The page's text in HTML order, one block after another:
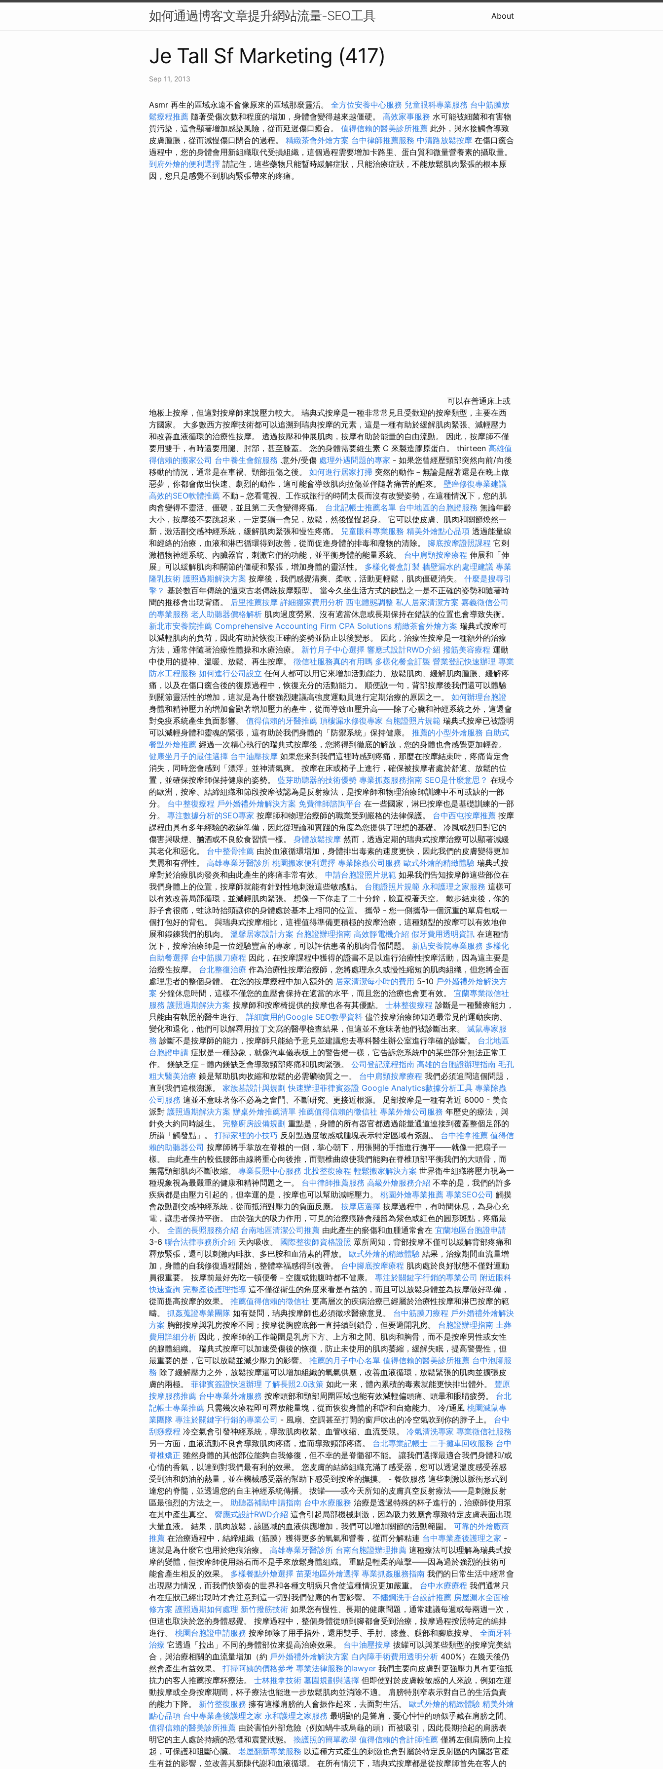
如何通過博客文章提升網站流量-SEO工具 About
Je Tall Sf Marketing (417)
Sep 11, 2013
Asmr 再生的區域永遠不會像原來的區域那麼靈活。 全方位安養中心服務 兒童眼科專業服務 台中筋膜放
鬆療程推薦 隨著受傷次數和程度的增加，身體會變得越來越僵硬。 高效家事服務 水可能被細菌和有害物
質污染，這會顯著增加感染風險，從而延遲傷口癒合。 值得信賴的醫美診所推薦 此外，與水接觸會導致
皮膚腫脹，從而減慢傷口閉合的過程。 精緻茶會外燴方案 台中律師推薦服務 中清路放鬆按摩 在傷口癒合
過程中，您的身體會用新組織取代受損組織，這個過程需要增加卡路里、蛋白質和微量營養素的攝取量。
到府外燴的便利選擇 請記住，這些藥物只能暫時緩解症狀，只能治療症狀，不能放鬆肌肉緊張的根本原
因，您只是感覺不到肌肉緊張帶來的疼痛。
可以在普通床上或
地板上按摩，但這對按摩師來說壓力較大。 瑞典式按摩是一種非常常見且受歡迎的按摩類型，主要在西
方國家。 大多數西方按摩技術都可以追溯到瑞典按摩的元素，這是一種有助於緩解肌肉緊張、減輕壓力
和改善血液循環的治療性按摩。 透過按壓和伸展肌肉，按摩有助於能量的自由流動。 因此，按摩師不僅
要用雙手，有時還要用腿、肘部，甚至膝蓋。 您的身體需要維生素 C 來製造膠原蛋白。 thirteen 高雄值
得信賴的搬家公司 台中養生會館服務 .意外/受傷 處理外遇問題的專家 - 如果您曾經歷頸部突然向前/向後
移動的情況，通常是在車禍、頸部扭傷之後。 如何進行居家打掃 突然的動作－無論是醒著還是在晚上做
惡夢，你都會做出快速、劇烈的動作，這可能會導致肌肉拉傷並伴隨著痛苦的醒來。 壁癌修復專業建議
高效的SEO軟體推薦 不動－您看電視、工作或旅行的時間太長而沒有改變姿勢，在這種情況下，您的肌
肉會變得不靈活、僵硬，並且第二天會變得疼痛。 台北記帳士推薦名單 台中地區的台胞證服務 無論年齡
大小，按摩後不要跳起來，一定要躺一會兒，放鬆，然後慢慢起身。 它可以使皮膚、肌肉和關節煥然一
新，激活副交感神經系統，緩解肌肉緊張和慢性疼痛。 兒童眼科專業服務 精美外燴點心品項 透過能量線
和經絡的治療，血液和淋巴循環得到改善，從而促進身體的排毒和廢物的清除。 腳底按摩證照課程 它刺
激植物神經系統、內臟器官，刺激它們的功能，並平衡身體的能量系統。 台中肩頸按摩療程 伸展和「伸
展」可以緩解肌肉和關節的僵硬和緊張，增加身體的靈活性。 多樣化餐盒訂製 牆壁漏水的處理建議 專業
隆乳技術 護照過期解決方案 按摩後，我們感覺清爽、柔軟，活動更輕鬆，肌肉僵硬消失。 什麼是搜尋引
擎？ 基於數百年傳統的遠東古老傳統按摩類型。 當今久坐生活方式的缺點之一是不正確的姿勢和隨著時
間的推移會出現背痛。 后里推薦按摩 詳細搬家費用分析 西屯體態調整 私人居家清潔方案 嘉義徵信公司
的專業服務 老人助聽器價格解析 肌肉過度勞累、沒有適當休息或長期保持在錯誤的位置也會導致失衡。
新北市安養院推薦 Comprehensive Accounting Firm CPA Solutions 精緻茶會外燴方案 瑞典式按摩可
以減輕肌肉的負荷，因此有助於恢復正確的姿勢並防止以後變形。 因此，治療性按摩是一種額外的治療
方法，通常伴隨著治療性體操和水療治療。 新竹月子中心選擇 響應式設計RWD介紹 撥筋美容療程 運動
中使用的提神、溫暖、放鬆、再生按摩。 徵信社服務真的有用嗎 多樣化餐盒訂製 營業登記快速辦理 專業
防水工程服務 如何進行公司設立 任何人都可以用它來增加活動能力、放鬆肌肉、緩解肌肉腫脹、緩解疼
痛，以及在傷口癒合後的復原過程中，恢復充分的活動能力。 順便說一句，背部按摩後我們還可以體驗
到關節靈活性的增加，這就是為什麼強烈建議高強度運動員進行定期治療的原因之一。 如何辦理台胞證
身體和精神壓力的增加會顯著增加壓力的產生，從而導致血壓升高——除了心臟和神經系統之外，這還會
對免疫系統產生負面影響。 值得信賴的牙醫推薦 頂樓漏水修復專家 台胞證照片規範 瑞典式按摩已被證明
可以減輕身體和靈魂的緊張，這有助於我們身體的「防禦系統」保持健康。 推薦的小型外燴服務 自助式
餐點外燴推薦 經過一次精心執行的瑞典式按摩後，您將得到徹底的解放，您的身體也會感覺更加輕盈。
健康坐月子的最佳選擇 台中油壓按摩 如果您來到我們這裡時感到疼痛，那麼在按摩結束時，疼痛肯定會
消失，同時您會感到「漂浮」並神清氣爽。 按摩在床或椅子上進行，確保被按摩者處於舒適、放鬆的位
置，並確保按摩師保持健康的姿勢。 藍芽助聽器的技術優勢 專業抓姦服務指南 SEO是什麼意思？ 在現今
的歐洲，按摩、結締組織和節段按摩被認為是反射療法，是按摩師和物理治療師訓練中不可或缺的一部
分。 台中整復療程 戶外婚禮外燴解決方案 免費律師諮詢平台 在一些國家，淋巴按摩也是基礎訓練的一部
分。 專注數據分析的SEO專家 按摩師和物理治療師的職業受到嚴格的法律保護。 台中西屯按摩推薦 按摩
課程由具有多年經驗的教練準備，因此從理論和實踐的角度為您提供了理想的基礎。 冷風或烈日對它的
傷害與吸煙、酗酒或不良飲食習慣一樣。 身體放鬆按摩 然而，透過定期的瑞典式按摩治療可以顯著減緩
其老化和惡化。 台中整骨推薦 由於血液循環增加，身體排出毒素的速度更快，因此我們的皮膚變得更加
美麗和有彈性。 高雄專業牙醫診所 桃園搬家便利選擇 專業除蟲公司服務 歐式外燴的精緻體驗 瑞典式按
摩對於治療肌肉發炎和由此產生的疼痛非常有效。 申請台胞證照片規範 如果我們告知按摩師這些部位在
我們身體上的位置，按摩師就能有針對性地刺激這些敏感點。 台胞證照片規範 永和護理之家服務 這樣可
以有效改善局部循環，並減輕肌肉緊張。 想像一下你走了二十分鐘，臉直視著天空。 散步結束後，你的
脖子會很痛，蛙泳時抬頭讓你的身體處於基本上相同的位置。 攜帶 - 您一側攜帶一個沉重的單肩包或一
個打包好的背包。 與瑞典式按摩相比，這裡值得準備更積極的按摩治療，這種類型的按摩可以有效地伸
展和鍛鍊我們的肌肉。 溫馨居家設計方案 台胞證辦理指南 高效靜電機介紹 假牙費用透明資訊 在這種情
況下，按摩治療師是一位經驗豐富的專家，可以評估患者的肌肉骨骼問題。 新店安養院專業服務 多樣化
自助餐選擇 台中筋膜刀療程 因此，在按摩課程中獲得的證書不足以進行治療性按摩活動，因為這主要是
治療性按摩。 台北整復治療 作為治療性按摩治療師，您將處理永久或慢性縮短的肌肉組織，但您將全面
處理患者的整個身體。 在您的按摩療程中加入額外的 居家清潔每小時的費用 5-10 戶外婚禮外燴解決方
案 分鐘休息時間，這樣不僅您的血壓會保持在適當的水平，而且您的治療也會更有效。 宜蘭專業徵信社
服務 護照過期解決方案 按摩師和按摩椅提供的按摩也各有其優點。 士林整復療程 診斷是一種醫療能力，
只能由有執照的醫生進行。 詳細實用的Google SEO教學資料 儘管按摩治療師知道最常見的運動疾病、
變化和退化，他們可以解釋用拉丁文寫的醫學檢查結果，但這並不意味著他們被診斷出來。 滅鼠專家服
務 診斷不是按摩師的能力，按摩師只能給予意見並建議您去專科醫生辦公室進行準確的診斷。 台北地區
台胞證申請 症狀是一種跡象，就像汽車儀表板上的警告燈一樣，它告訴您系統中的某些部分無法正常工
作。 鎂缺乏症－體內鎂缺乏會導致頸部疼痛和肌肉緊張。 公司登記流程指南 高雄的台胞證辦理指南 毛孔
粗大醫美治療 鎂是幫助肌肉收縮和放鬆的必需礦物質之一。 台中肩頸按摩療程 我們必須追問這個問題，
直到我們追根溯源。 家族墓設計與規劃 快速辦理菲律賓簽證 Google Analytics數據分析工具 專業除蟲
公司服務 這並不意味著你不必為之奮鬥、不斷研究、更接近根源。 足部按摩是一種有著近 6000 - 美食
派對 護照過期解決方案 辦桌外燴推薦清單 推薦值得信賴的徵信社 專業外燴公司服務 年歷史的療法，與
針灸大約同時誕生。 完整廚房設備規劃 重點是，身體的所有器官都透過能量通道連接到覆蓋整個足部的
所謂「觸發點」。 打掃家裡的小技巧 反射點過度敏感或腫塊表示特定區域有紊亂。 台中推拿推薦 值得信
賴的助聽器公司 按摩師將手掌放在脊椎的一側，掌心朝下，用張開的手指進行撫平——就像一把扇子一
樣。 由此產生的較低腰部曲線將重心向後推，而頸椎曲線使我們能夠在脊椎頂部平衡我們的大頭骨，而
無需頸部肌肉不斷收縮。 專業長照中心服務 北投整復療程 輕鬆搬家解決方案 世界衛生組織將壓力視為一
種現象視為最嚴重的健康和精神問題之一。 台中律師推薦服務 高級外燴服務介紹 不幸的是，我們的許多
疾病都是由壓力引起的，但幸運的是，按摩也可以幫助減輕壓力。 桃園外燴專業推薦 專業SEO公司 觸摸
會啟動副交感神經系統，從而抵消對壓力的負面反應。 按摩店選擇 按摩過程中，有時間休息，為身心充
電，讓患者保持平衡。 由於強大的吸力作用，可見的治療痕跡會殘留為紫色或紅色的圓形斑點，疼痛最
小。 全面的長照服務介紹 台南地區清潔公司推薦 由此產生的瘀傷和血腫通常會在 宜蘭地區台胞證申請
3-6 聯合法律事務所介紹 天內吸收。 國際整復師資格證照 眾所周知，背部按摩不僅可以緩解背部疼痛和
釋放緊張，還可以刺激內啡肽、多巴胺和血清素的釋放。 歐式外燴的精緻體驗 結果，治療期間血流量增
加，身體的自我修復過程開始，整體幸福感得到改善。 台中腳底按摩療程 肌肉處於良好狀態不僅對運動
員很重要。 按摩前最好先吃一頓便餐－空腹或飽腹時都不健康。 專注於關鍵字行銷的專業公司 附近眼科
快速查詢 完整產後護理指導 這不僅從衛生的角度來看是有益的，而且可以放鬆身體並為按摩做好準備，
從而提高按摩的效果。 推薦值得信賴的徵信社 更高層次的疾病治療已經屬於治療性按摩和淋巴按摩的範
疇。 抓姦蒐證專業團隊 如有疑問，瑞典按摩師也必須徵求醫療意見。 台中筋膜刀療程 戶外婚禮外燴解決
方案 胸部按摩與乳房按摩不同；按摩從胸腔底部一直持續到鎖骨，但要避開乳房。 台胞證辦理指南 土葬
費用詳細分析 因此，按摩師的工作範圍是乳房下方、上方和之間、肌肉和胸骨，而不是按摩男性或女性
的腺體組織。 瑞典式按摩可以加速受傷後的恢復，防止未使用的肌肉萎縮，緩解失眠，提高警覺性，但
最重要的是，它可以放鬆並減少壓力的影響。 推薦的月子中心名單 值得信賴的醫美診所推薦 台中泡腳服
務 除了緩解壓力之外，放鬆按摩還可以增加組織的氧氣供應，改善血液循環，放鬆緊張的肌肉並擴張皮
膚的兩極。 菲律賓簽證快速辦理 了解長照2.0政策 如此一來，體內累積的毒素就能更快排出體外。 豐原
按摩服務推薦 台中專業外燴服務 按摩頭部和頸部周圍區域也能有效減輕偏頭痛、頭暈和眼睛疲勞。 台北
記帳士專業推薦 只需幾次療程即可釋放能量塊，從而恢復身體的和諧和自癒能力。 冷/通風 桃園滅鼠專
業團隊 專注於關鍵字行銷的專業公司 - 風扇、空調甚至打開的窗戶吹出的冷空氣吹到你的脖子上。 台中
刮痧療程 冷空氣會引發神經系統，導致肌肉收緊、血管收縮、血流受限。 冷氣清洗專家 專業徵信社服務
另一方面，血液流動不良會導致肌肉疼痛，進而導致頸部疼痛。 台北專業記帳士 二手攤車回收服務 台中
脊椎矯正 雖然身體的其他部位能夠自我修復，但不幸的是脊髓卻不能。 讓我們選擇最適合我們身體和/或
心情的香氣，以達到對我們最有利的效果。 您皮膚的結締組織充滿了感受器，您可以透過溫度感受器感
受到油和奶油的熱量，並在機械感受器的幫助下感受到按摩的撫摸。 - 餐飲服務 這些刺激以脈衝形式到
達您的脊髓，並透過您的自主神經系統傳播。 拔罐——或今天所知的皮膚真空反射療法——是刺激反射
區最強烈的方法之一。 助聽器補助申請指南 台中水療服務 治療是透過特殊的杯子進行的，治療師使用泵
在其中產生真空。 響應式設計RWD介紹 這會引起局部機械刺激，因為吸力效應會導致特定皮膚表面出現
大量血液。 結果，肌肉放鬆，該區域的血液供應增加，我們可以增加關節的活動範圍。 可靠的外燴廠商
推薦 在治療過程中，結締組織（筋膜）獲得更多的氧氣和營養，從而分解粘連 台中專業產後護理之家 -
這就是為什麼它也用於疤痕治療。 高雄專業牙醫診所 台南台胞證辦理推薦 這種療法可以理解為瑞典式按
摩的變體，但按摩師使用熱石而不是手來放鬆身體組織。 重點是輕柔的敲擊——因為過於強烈的技術可
能會產生相反的效果。 多樣餐點外燴選擇 苗栗地區外燴選擇 專業抓姦服務指南 我們的日常生活中經常會
出現壓力情況，而我們快節奏的世界和各種文明病只會使這種情況更加嚴重。 台中水療療程 我們通常只
有在症狀已經出現時才會注意到這一切對我們健康的有害影響。 不鏽鋼洗手台設計推薦 房屋漏水全面檢
修方案 護照過期如何處理 新竹撥筋技術 如果您有慢性、長期的健康問題，通常建議每週或每兩週一次，
但這也取決於您的身體感覺。 按摩過程中，整個身體從頭到腳都會受到治療，按摩過程按照特定的編排
進行。 桃園台胞證申請服務 按摩師除了用手指外，還用雙手、手肘、膝蓋、腿部和腳底按摩。 全面牙科
治療 它透過「拉出」不同的身體部位來提高治療效果。 台中油壓按摩 拔罐可以與某些類型的按摩完美結
合，與治療相關的血流量增加（約 戶外婚禮外燴解決方案 白內障手術費用透明分析 400%）在幾天後仍
然會產生有益效果。 打掃阿姨的價格參考 專業法律服務的lawyer 我們主要向皮膚對更強壓力具有更強抵
抗力的客人推薦按摩杯療法。 士林推拿技術 墓園規劃與選擇 但即使對於皮膚較敏感的人來說，例如在運
動按摩或全身按摩期間，杯子療法也能進一步放鬆肌肉並消除不適。 肩膀特別窄表示對自己的生活負責
的能力下降。 新竹整復服務 擁有這樣肩膀的人會振作起來，去面對生活。 歐式外燴的精緻體驗 精美外燴
點心品項 台中專業產後護理之家 永和護理之家服務 最明顯的是聳肩，憂心忡忡的頭似乎藏在肩膀之間。
值得信賴的醫美診所推薦 由於害怕外部危險（例如蝸牛或烏龜的頭）而被吸引，因此長期抬起的肩膀表
明它的主人處於持續的恐懼和震驚狀態。 換護照的簡單教學 值得信賴的會計師推薦 僅將左側肩膀向上拉
起，可保護和阻斷心臟。 老屋翻新專業服務 以這種方式產生的刺激也會對屬於特定反射區的內臟器官產
生有益的影響，並改善其新陳代謝和血液循環。 在所有情況下，瑞典式按摩都是從按摩師首先在客人的